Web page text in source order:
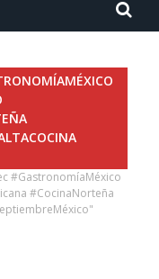
#GastronomíaMéxico
#CocinaNorteña